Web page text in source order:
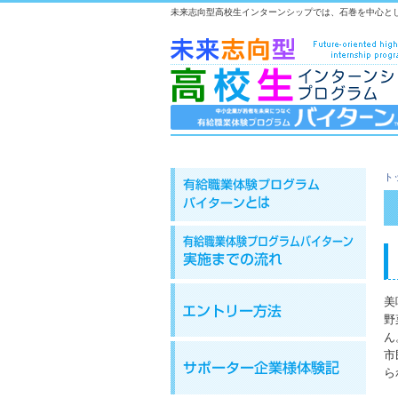
未来志向型高校生インターンシップでは、石巻を中心
ト
美
野
市